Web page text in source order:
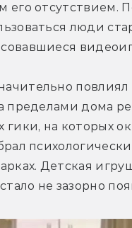
отсутствием.
люди
пределами дома
гики, на которых
Детская
не зазорно